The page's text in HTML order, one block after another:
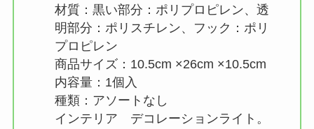
材質：黒い部分：ポリプロピレン、透
明部分：ポリスチレン、フック：ポリ
プロピレン
商品サイズ：10.5cm ×26cm ×10.5cm
内容量：1個入
種類：アソートなし
インテリア デコレーションライト。